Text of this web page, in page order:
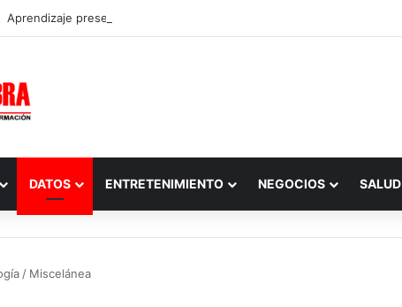
Aprendizaje presencial vs. por internet
DATOS ENTRETENIMIENTO NEGOCIOS SALUD
/ Miscelánea